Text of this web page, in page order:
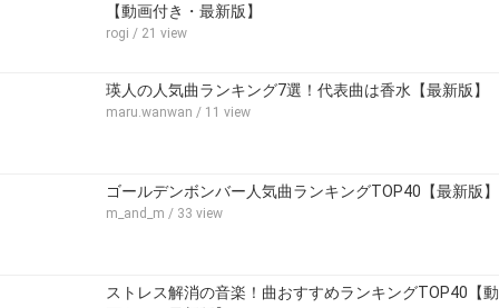
【動画付き・最新版】
rogi / 21 view
瑛人の人気曲ランキング7選！代表曲は香水【最新版】
maru.wanwan / 11 view
ゴールデンボンバー人気曲ランキングTOP40【最新版】
m_and_m / 33 view
ストレス解消の音楽！曲おすすめランキングTOP40【動